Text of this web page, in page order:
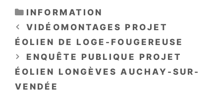
CATÉGORIES
INFORMATION
VIDÉOMONTAGES PROJET
ÉOLIEN DE LOGE-FOUGEREUSE
ENQUÊTE PUBLIQUE PROJET
ÉOLIEN LONGÈVES AUCHAY-SUR-
VENDÉE